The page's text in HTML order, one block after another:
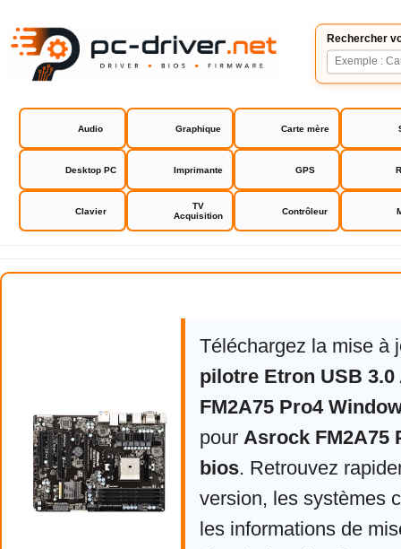
Rechercher
Audio Graphique Carte mère
Desktop PC Imprimante GPS
Clavier
TV
Acquisition
Contrôleur
Asrock FM2A75 Pro4 drivers
Téléchargez la mise à
pilotre Etron USB
FM2A75 Pro4
pour Asrock FM2A75
bios. Retrouvez
version, les systèmes
les informations de